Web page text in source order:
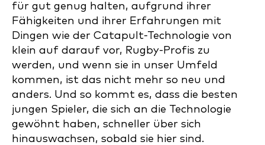
für gut genug halten, aufgrund ihrer
Fähigkeiten und ihrer Erfahrungen mit
Dingen wie der Catapult-Technologie von
klein auf darauf vor, Rugby-Profis zu
werden, und wenn sie in unser Umfeld
kommen, ist das nicht mehr so neu und
anders. Und so kommt es, dass die besten
jungen Spieler, die sich an die Technologie
gewöhnt haben, schneller über sich
hinauswachsen, sobald sie hier sind.